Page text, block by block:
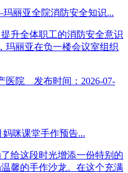
丽亚全院消防安全知识...
升全体职工的消防安全意识
玛丽亚在负一楼会议室组织
医院 发布时间：2026-07-
咪课堂手作预告...
给这段时光增添一份特别的
馨的手作沙龙。在这个充满